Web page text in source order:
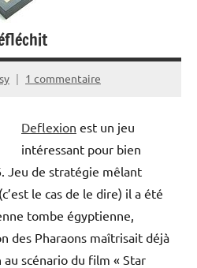
1 commentaire
Deflexion est un jeu
intéressant pour bien
Jeu de stratégie mêlant
le cas de le dire) il a été
tombe égyptienne,
des Pharaons maîtrisait déjà
scénario du film « Star